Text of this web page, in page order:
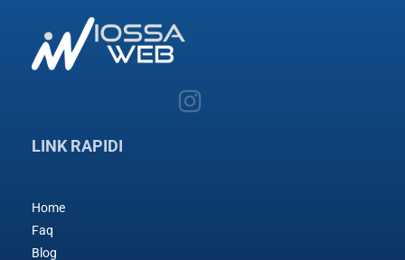
LINK RAPIDI
Home
Faq
Blog